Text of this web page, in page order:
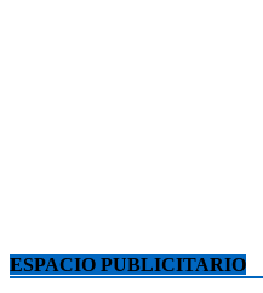
ESPACIO PUBLICITARIO